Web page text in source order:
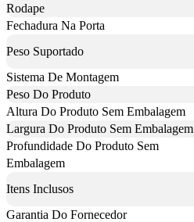
Rodape
Fechadura Na Porta
Peso Suportado
Sistema De Montagem
Peso Do Produto
Altura Do Produto Sem Embalagem
Largura Do Produto Sem Embalagem
Profundidade Do Produto Sem
Embalagem
Itens Inclusos
Garantia Do Fornecedor